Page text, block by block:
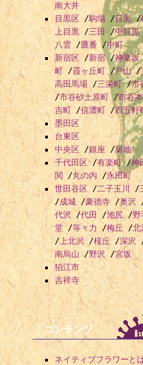
南大井
目黒区/駒場 /目黒/
上目黒 /三田 /中目黒
八雲 /鷹番 /中町
新宿区 /新宿/神楽坂
町 /霞ヶ丘町/戸山/
高田馬場 /三栄町/市
/市谷砂土原町 /市谷
吉町 /信濃町 /西五軒
墨田区
台東区
中央区 /銀座 /築地
千代田区 /有楽町/神
関 /丸の内 /永田町
世田谷区 /二子玉川 /
/成城 /豪徳寺 /奥沢
代沢 /代田 /池尻/野
堂 /等々力 /梅丘 /北
/上北沢 /桜丘 /深沢
南烏山 /野沢 /宮坂
狛江市
吉祥寺
コンテンツ
ネイティブフラワーと